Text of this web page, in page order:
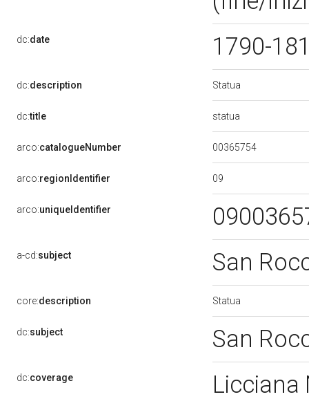
dc:date 1790-
dc:description Statua
dc:title statua
arco:catalogueNumber 00365754
arco:regionIdentifier 09
arco:uniqueIdentifier
a-cd:subject San
core:description Statua
dc:subject San
dc:coverage Licciana